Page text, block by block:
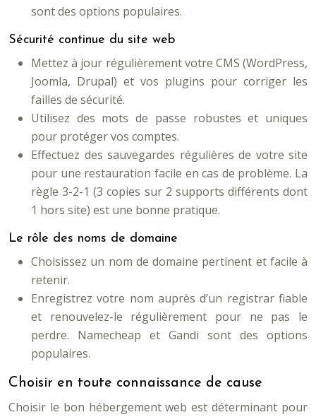
sont des options populaires.
Sécurité continue du site web
Mettez à jour régulièrement votre CMS (WordPress,
Joomla, Drupal) et vos plugins pour corriger les
failles de sécurité.
Utilisez des mots de passe robustes et uniques
pour protéger vos comptes.
Effectuez des sauvegardes régulières de votre site
pour une restauration facile en cas de problème. La
règle 3-2-1 (3 copies sur 2 supports différents dont
1 hors site) est une bonne pratique.
Le rôle des noms de domaine
Choisissez un nom de domaine pertinent et facile à
retenir.
Enregistrez votre nom auprès d’un registrar fiable
et renouvelez-le régulièrement pour ne pas le
perdre. Namecheap et Gandi sont des options
populaires.
Choisir en toute connaissance de cause
Choisir le bon hébergement web est déterminant pour